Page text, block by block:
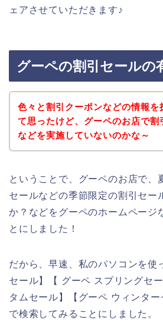
ェアさせていただきます♪
グーペの割引セールの
色々と割引クーポンなどの情報を
て思ったけど、グーペのお店で割
などを実施していないのかな～
ということで、グーペのお店で、
セールなどの季節限定の割引セー
か？などをグーペのホームページ
とにしました！
だから、早速、私のパソコンを使
セール】【 グーペ スプリングセ
タムセール】【グーペ ウィンタ
で検索してみることにしました。